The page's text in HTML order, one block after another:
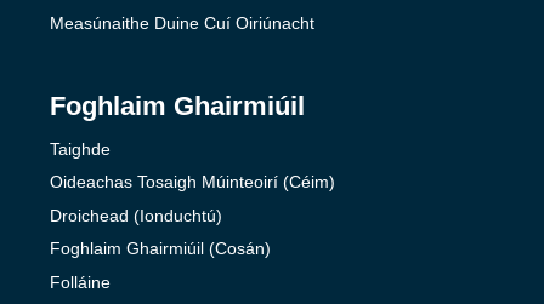
Measúnaithe Duine Cuí Oiriúnacht
Foghlaim Ghairmiúil
Taighde
Oideachas Tosaigh Múinteoirí (Céim)
Droichead (Ionduchtú)
Foghlaim Ghairmiúil (Cosán)
Folláine